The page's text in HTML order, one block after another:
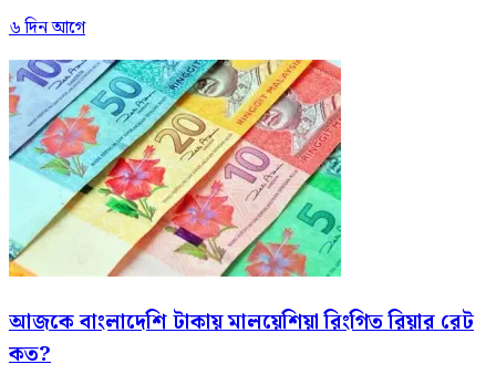
৬ দিন আগে
আজকে বাংলাদেশি টাকায় মালয়েশিয়া রিংগিত রিয়ার রেট
কত?